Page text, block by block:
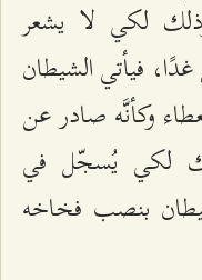
لكي لا يشعر
فيأتي الشيطان
وكأنَّه صادر عن
لكي يُسجّل في
بنصب فخاخه